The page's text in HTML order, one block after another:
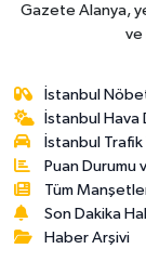
Gazete Alanya,
ve
İstanbul
İstanbul Hava
İstanbul Trafik
Puan Durumu
Tüm
Son Dakika
Haber Arşivi